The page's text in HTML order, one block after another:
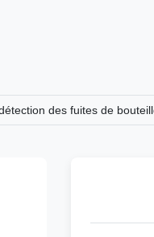
des fuites de